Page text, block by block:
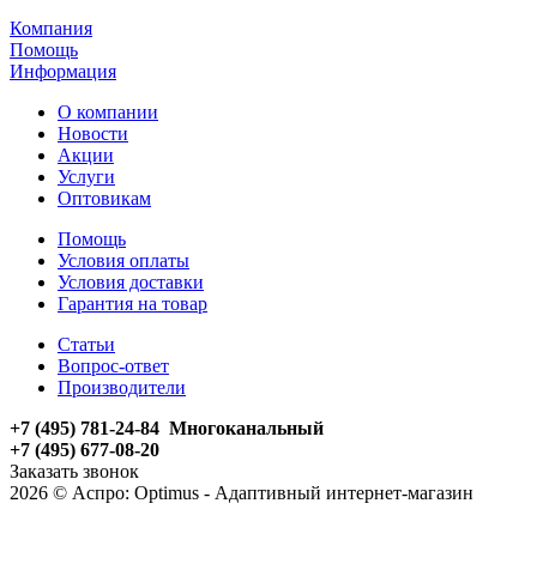
Компания
Помощь
Информация
О компании
Новости
Акции
Услуги
Оптовикам
Помощь
Условия оплаты
Условия доставки
Гарантия на товар
Статьи
Вопрос-ответ
Производители
+7 (495) 781-24-84 Многоканальный
+7 (495) 677-08-20
Заказать звонок
2026 © Аспро: Optimus - Адаптивный интернет-магазин